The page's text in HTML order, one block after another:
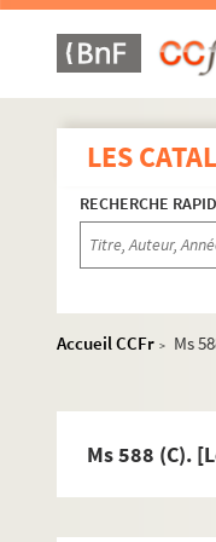
LES
RECHERCHE
Accueil CCFr >
Ms
Ms 588 (C).
Ms 560 (B).
Ms 561 (B).
Ms 562 (B).
Ms 563 (B). Ile
Ms 565 (B).
Ms 566 (B).
Ms 571 (B).